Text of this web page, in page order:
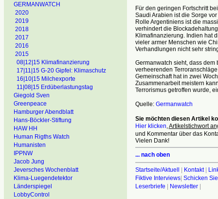
GERMANWATCH
2020
2019
2018
2017
2016
2015
08|12|15 Klimafinanzierung
17|11|15 G-20 Gipfel: Klimaschutz
16|10|15 Milchexporte
11|08|15 Erdüberlastungstag
Giegold Sven
Greenpeace
Hamburger Abendblatt
Hans-Böckler-Stiftung
HAW HH
Human Rigths Watch
Humanisten
IPPNW
Jacob Jung
Jeversches Wochenblatt
Klima-Luegendetektor
Länderspiegel
LobbyControl
Für den geringen Fortschritt
Saudi Arabien ist die Sorge
Rolle Argentiniens ist die
verhindert die
Klimafinanzierung. Indien hat
vieler armer Menschen wie
Verhandlungen nicht sehr
Germanwatch sieht, dass
verheerenden
Gemeinschaft hat in zwei
Zusammenarbeit meistern
Terrorismus getroffen wurde,
Quelle: Germanwatch
Sie möchten diesen Artikel
Hier klicken,Artikelstichwort
und Kommentar über das
Vielen Dank!
... nach oben
Startseite/Aktuell | Kontakt|
Fiktive Interviews| Schicken
Leserbriefe | Newsletter|